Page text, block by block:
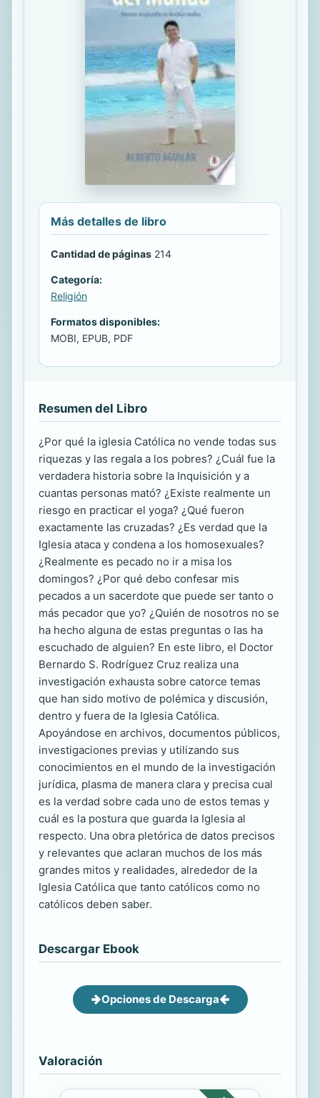
Más detalles de libro
Cantidad de páginas 214
Categoría:
Religión
Formatos disponibles:
MOBI, EPUB, PDF
Resumen del Libro
¿Por qué la iglesia Católica no vende todas sus
riquezas y las regala a los pobres? ¿Cuál fue la
verdadera historia sobre la Inquisición y a
cuantas personas mató? ¿Existe realmente un
riesgo en practicar el yoga? ¿Qué fueron
exactamente las cruzadas? ¿Es verdad que la
Iglesia ataca y condena a los homosexuales?
¿Realmente es pecado no ir a misa los
domingos? ¿Por qué debo confesar mis
pecados a un sacerdote que puede ser tanto o
más pecador que yo? ¿Quién de nosotros no se
ha hecho alguna de estas preguntas o las ha
escuchado de alguien? En este libro, el Doctor
Bernardo S. Rodríguez Cruz realiza una
investigación exhausta sobre catorce temas
que han sido motivo de polémica y discusión,
dentro y fuera de la Iglesia Católica.
Apoyándose en archivos, documentos públicos,
investigaciones previas y utilizando sus
conocimientos en el mundo de la investigación
jurídica, plasma de manera clara y precisa cual
es la verdad sobre cada uno de estos temas y
cuál es la postura que guarda la Iglesia al
respecto. Una obra pletórica de datos precisos
y relevantes que aclaran muchos de los más
grandes mitos y realidades, alrededor de la
Iglesia Católica que tanto católicos como no
católicos deben saber.
Descargar Ebook
Opciones de Descarga
Valoración